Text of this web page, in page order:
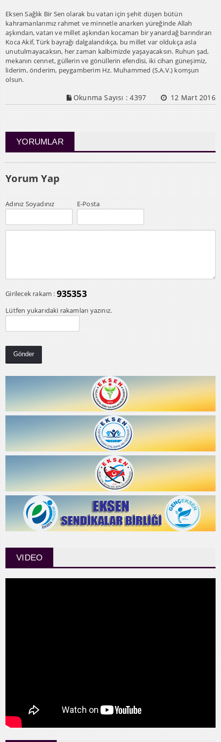
Eksen Sağlık Bir Sen olarak bu vatan için şehit düşen bütün
kahramanlarımız rahmet ve minnetle anarken yüreğinde Allah
aşkından, vatan ve millet aşkından kocaman bir yanardağ barındıran
Koca Akif, Türk bayrağı dalgalandıkça, bu millet var oldukça asla
unutulmayacaksın, her zaman kalbimizde yaşayacaksın. Ruhun şad,
mekanın cennet, güllerin ve gönüllerin efendisi, iki cihan güneşimiz,
liderim, önderim, peygamberim Hz. Muhammed (S.A.V.) komşun
olsun.
Okunma Sayısı :4397 12 Mart 2016
YORUMLAR
Yorum Yap
Adınız Soyadınız E-Posta
Girilecek rakam : 935353
Lütfen yukarıdaki rakamları yazınız.
VIDEO